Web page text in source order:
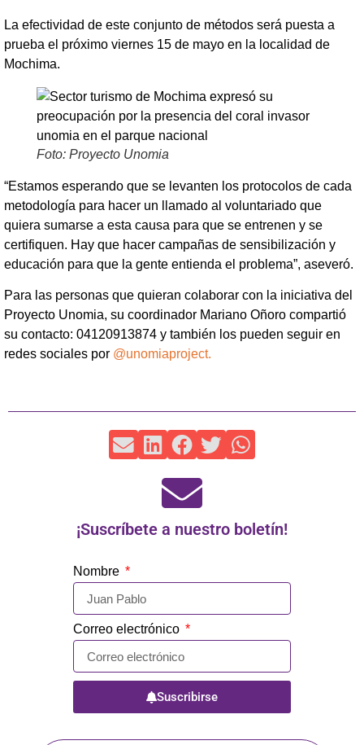
La efectividad de este conjunto de métodos será puesta a
prueba el próximo viernes 15 de mayo en la localidad de
Mochima.
Foto: Proyecto Unomia
“Estamos esperando que se levanten los protocolos de cada
metodología para hacer un llamado al voluntariado que
quiera sumarse a esta causa para que se entrenen y se
certifiquen. Hay que hacer campañas de sensibilización y
educación para que la gente entienda el problema”, aseveró.
Para las personas que quieran colaborar con la iniciativa del
Proyecto Unomia, su coordinador Mariano Oñoro compartió
su contacto: 04120913874 y también los pueden seguir en
redes sociales por @unomiaproject.
¡Suscríbete a nuestro boletín!
Nombre
Correo electrónico
Suscribirse